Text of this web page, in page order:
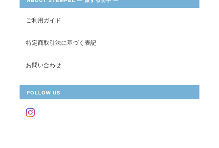
ご利用ガイド
特定商取引法に基づく表記
お問い合わせ
FOLLOW US